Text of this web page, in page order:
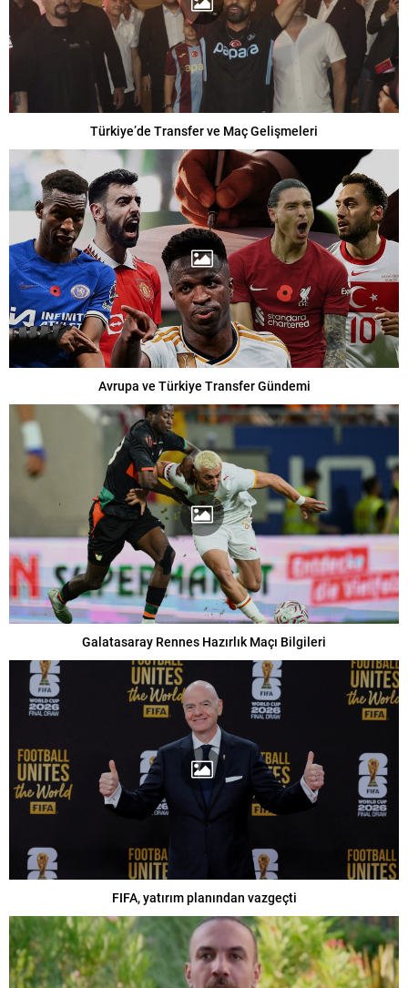
Türkiye’de Transfer ve Maç Gelişmeleri
Avrupa ve Türkiye Transfer Gündemi
Galatasaray Rennes Hazırlık Maçı Bilgileri
FIFA, yatırım planından vazgeçti